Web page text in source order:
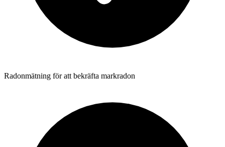
Radonmätning för att bekräfta markradon